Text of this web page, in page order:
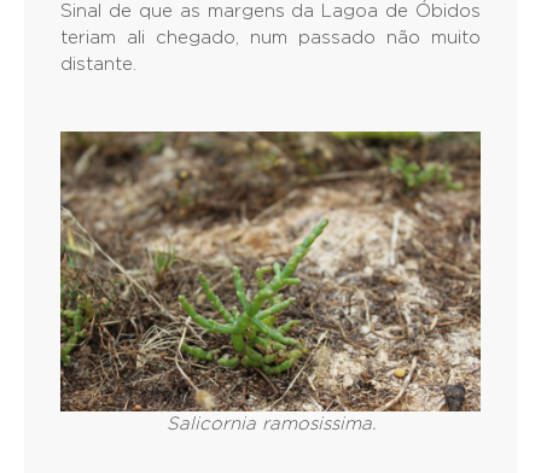
Sinal de que as margens da Lagoa de Óbidos
teriam ali chegado, num passado não muito
distante.
Salicornia ramosissima.